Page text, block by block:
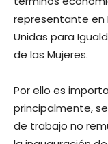
representante en
Unidas para
de las Mujeres.
Por ello es
principalmente,
de trabajo no